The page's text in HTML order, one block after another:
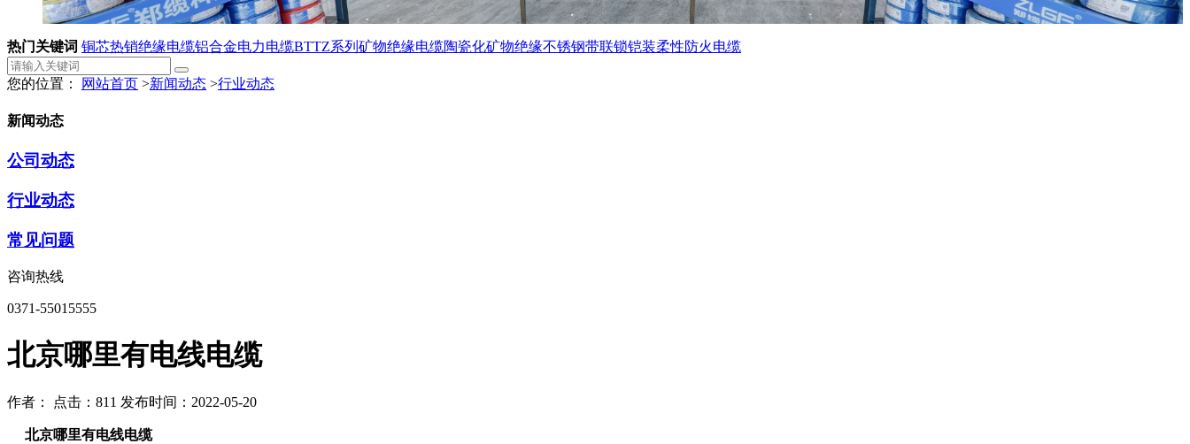
热门关键词 铜芯热销绝缘电缆铝合金电力电缆BTTZ系列矿物绝缘电缆陶瓷化矿物绝缘不锈钢带联锁铠装柔性防火电缆
您的位置： 网站首页 >新闻动态 >行业动态
新闻动态
公司动态
行业动态
常见问题
咨询热线
0371-55015555
北京哪里有电线电缆
作者： 点击：811 发布时间：2022-05-20
北京哪里有电线电缆